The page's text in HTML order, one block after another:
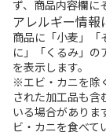
ず、商品内容欄に
アレルギー情報
商品に「小麦」「
に」「くるみ」の
を表示します。
※エビ・カニを除
された加工品も含
いる場合がありま
ビ・カニを食べて